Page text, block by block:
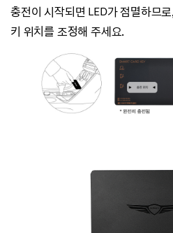
충전이 시작되면 LED가 점멸하므
키 위치를 조정해 주세요.